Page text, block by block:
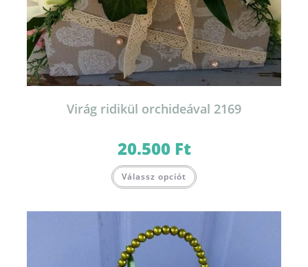
Virág ridikül orchideával 2169
20.500 Ft
Válassz opciót